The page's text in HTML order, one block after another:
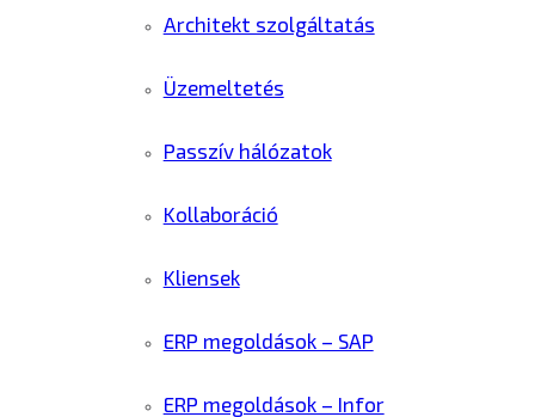
Architekt szolgáltatás
Üzemeltetés
Passzív hálózatok
Kollaboráció
Kliensek
ERP megoldások – SAP
ERP megoldások – Infor